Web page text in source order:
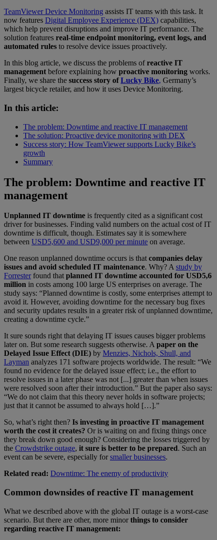
TeamViewer Device Monitoring assists IT teams with this task. It
now features Digital Employee Experience (DEX) capabilities,
which help prevent disruptions and improve IT performance. The
solution features real-time endpoint monitoring, event logs, and
automated rules to resolve device issues proactively.
In this blog article, we discuss the problems ofreactive IT
management before explaining how proactive monitoring works.
Finally, we share the success story ofLucky Bike, Germany’s
largest bicycle retailer, and how it uses Device Monitoring.
In this article:
The problem: Downtime and reactive IT management
The solution: Proactive device monitoring with DEX
Success story: How TeamViewer supports Lucky Bike’s
growth
Summary
The problem: Downtime and reactive IT
management
Unplanned IT downtime is frequently cited as a significant cost
driver for businesses. Finding valid numbers on the actual cost of IT
downtime is difficult, though. Estimates say it is somewhere
between USD5,600 and USD9,000 per minute on average.
One reason unplanned downtime occurs is thatcompanies delay
issues and avoid scheduled IT maintenance. Why? Astudy by
Forresterfound thatplanned IT downtime accounted for USD5,6
million in costs among 100 large US enterprises on average. The
study says: “Planned downtime is costly, some enterprises attempt to
avoid it. However, avoiding downtime for the necessary bug fixes
and security updates results in a greater risk of unplanned downtime,
creating a downtime cycle.”
It sure sounds right that delaying IT issues causes bigger problems
later on. But some research suggests otherwise. Apaper on the
Delayed Issue Effect (DIE) by Menzies, Nichols, Shull, and
Layman analyzes 171 software projects worldwide. The result: “We
found no evidence for the delayed issue effect; i.e., the effort to
resolve issues in a later phase was not [...] greater than when issues
were resolved soon after their introduction.” But the paper also says:
“We do not claim that this theory never holds in software projects;
just that it cannot be assumed to always hold […].”
So, what’s right then? Is investing in proactive IT management
worth the cost it creates? Or is waiting on and fixing things once
they break down good enough? Considering the losses triggered by
the Crowdstrike outage, it sure is better to be prepared. Such an
event can be severe, especially forsmaller businesses.
Related read: Downtime: The enemy of productivity
Common downsides of reactive IT management
What we described above with the global IT outage is a worst-case
scenario. But there are other, more minorthings to consider
regarding reactive IT management: